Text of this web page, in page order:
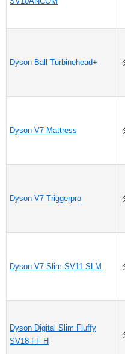
Dyson Ball Turbinehead+
Dyson V7 Mattress
Dyson V7 Triggerpro
Dyson V7 Slim SV11 SLM
Dyson Digital Slim Fluffy
SV18 FF H